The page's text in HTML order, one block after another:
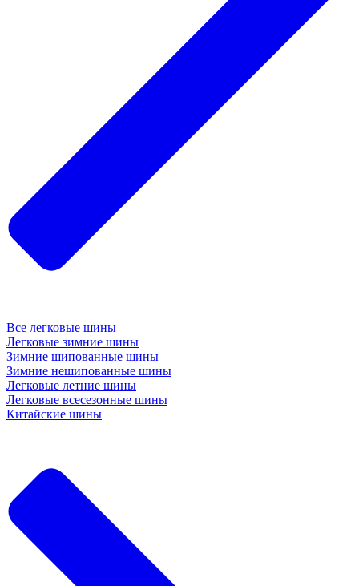
Все легковые шины
Легковые зимние шины
Зимние шипованные шины
Зимние нешипованные шины
Легковые летние шины
Легковые всесезонные шины
Китайские шины